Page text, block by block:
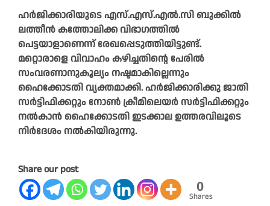
ഹർജിക്കാരിയുടെ എസ്‌.എസ്‌.എൽ.സി ബുക്കിൽ
ലത്തീൻ കത്തോലിക്ക വിഭാഗത്തിൽ
പെട്ടയാളാണെന്ന് രേഖപ്പെടുത്തിയിട്ടുണ്ട്.
മറ്റൊരാളെ വിവാഹം കഴിച്ചതിന്റെ പേരിൽ
സംവരണാനുകൂല്യം നഷ്ടമാകില്ലെന്നും
ഹൈക്കോടതി വ്യക്തമാക്കി. ഹർജിക്കാരിക്കു ജാതി
സർട്ടിഫിക്കറ്റും നോൺ ക്രീമിലെയർ സർട്ടിഫിക്കറ്റും
നൽകാൻ ഹൈക്കോടതി ഇടക്കാല ഉത്തരവിലൂടെ
നിർദേശം നൽകിയിരുന്നു.
Share our post
0
Shares